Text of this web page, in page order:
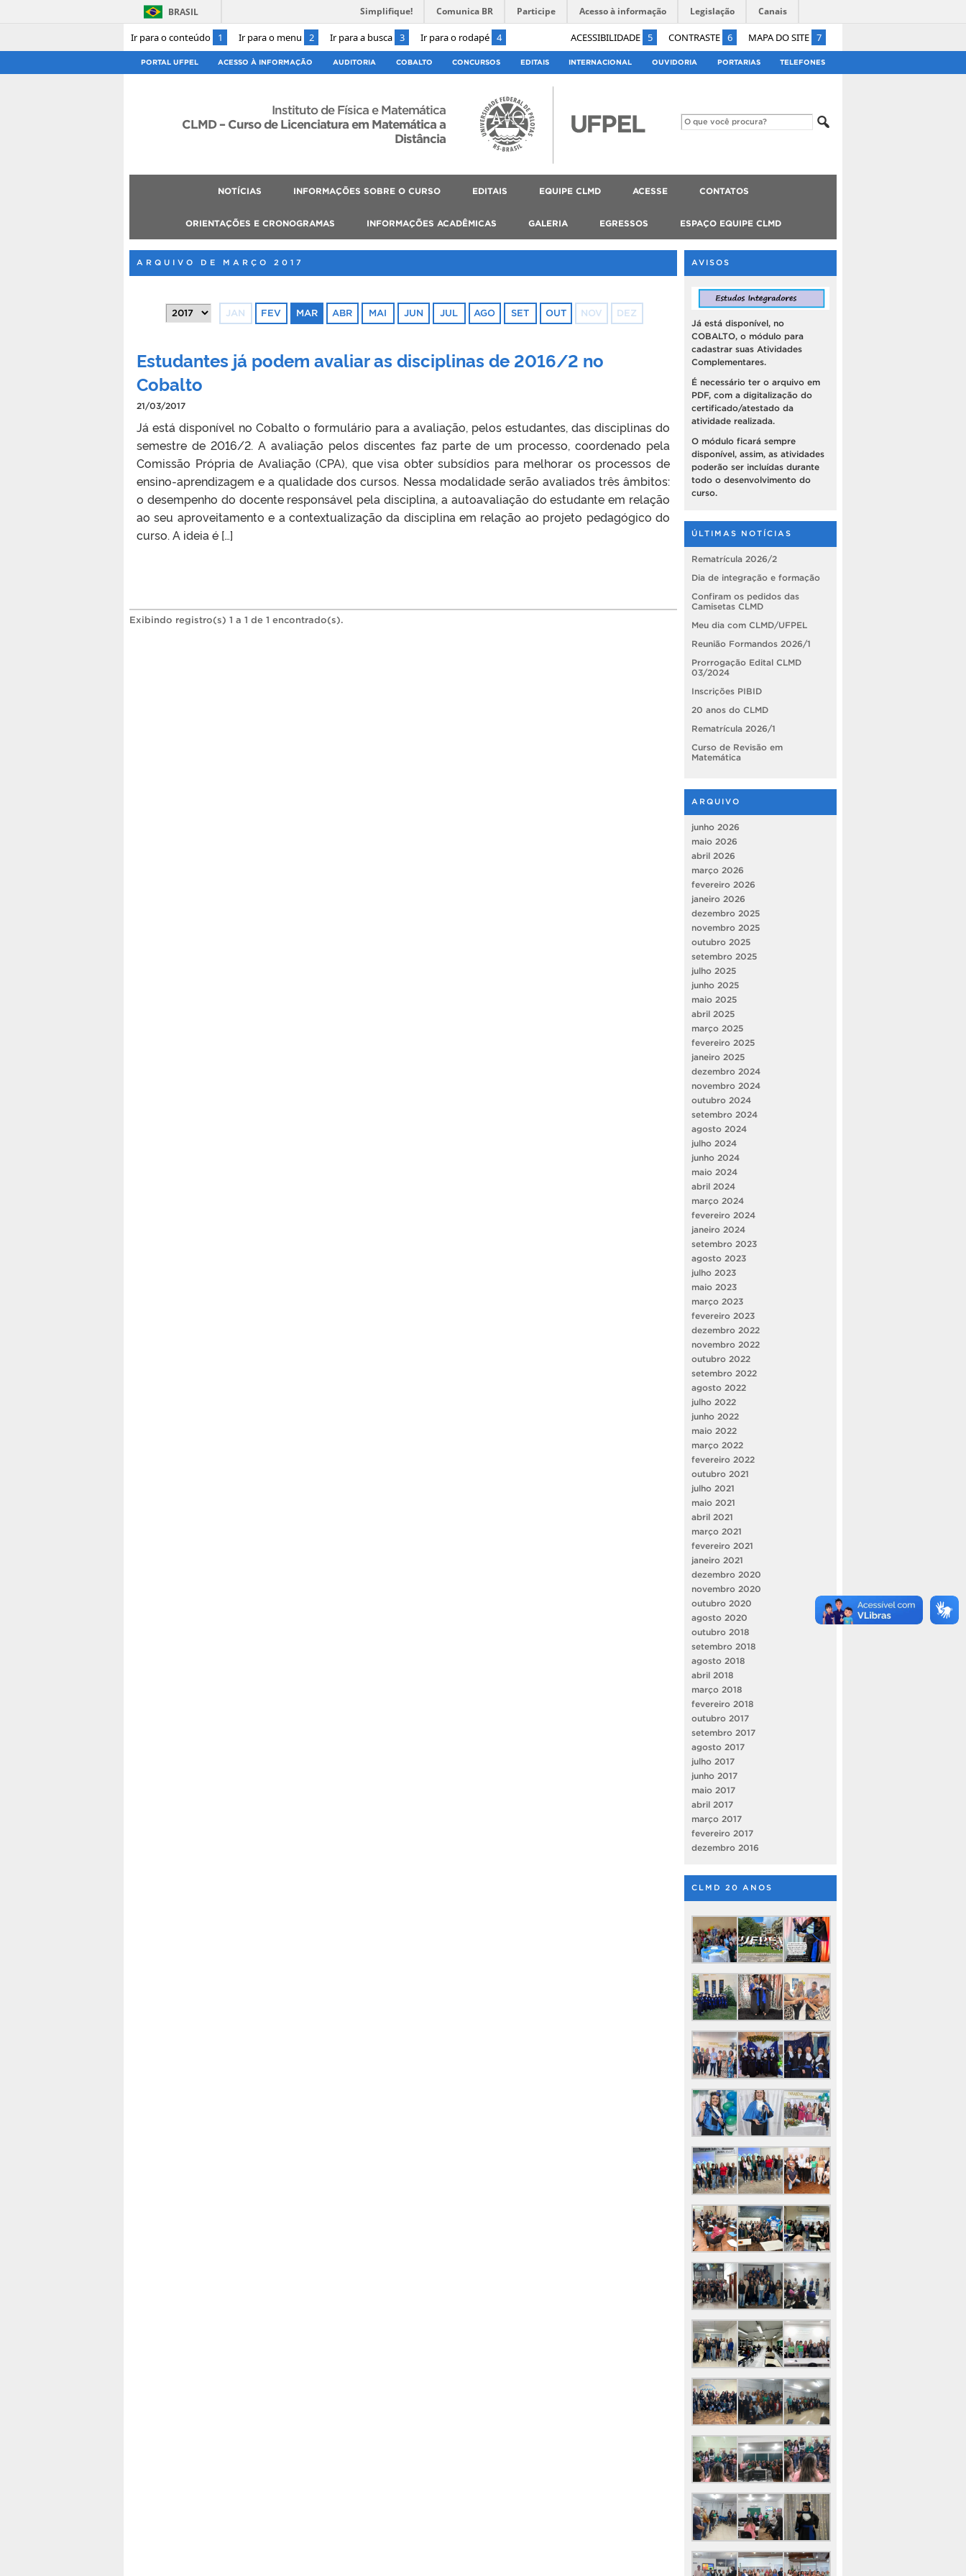
Ir para o conteúdo 1 Ir para o menu 2 Ir para a busca 3 Ir para o rodapé 4 ACESSIBILIDADE 5 CONTRASTE 6 MAPA DO SITE 7
BRASIL Simplifique! Comunica BR Participe Acesso à informação Legislação Canais
PORTAL UFPEL ACESSO À INFORMAÇÃO AUDITORIA COBALTO CONCURSOS EDITAIS INTERNACIONAL OUVIDORIA PORTARIAS TELEFONES
Instituto de Física e Matemática
CLMD – Curso de Licenciatura em Matemática a
Distância
NOTÍCIAS INFORMAÇÕES SOBRE O CURSO EDITAIS EQUIPE CLMD ACESSE CONTATOS
ORIENTAÇÕES E CRONOGRAMAS INFORMAÇÕES ACADÊMICAS GALERIA EGRESSOS ESPAÇO EQUIPE CLMD
ARQUIVO DE MARÇO 2017
JAN FEV MAR ABR MAI JUN JUL AGO SET OUT NOV DEZ
Estudantes já podem avaliar as disciplinas de 2016/2 no
Cobalto
21/03/2017
Já está disponível no Cobalto o formulário para a avaliação, pelos estudantes, das disciplinas do
semestre de 2016/2. A avaliação pelos discentes faz parte de um processo, coordenado pela
Comissão Própria de Avaliação (CPA), que visa obter subsídios para melhorar os processos de
ensino-aprendizagem e a qualidade dos cursos. Nessa modalidade serão avaliados três âmbitos:
o desempenho do docente responsável pela disciplina, a autoavaliação do estudante em relação
ao seu aproveitamento e a contextualização da disciplina em relação ao projeto pedagógico do
curso. A ideia é […]
Exibindo registro(s) 1 a 1 de 1 encontrado(s).
AVISOS
Já está disponível, no
COBALTO, o módulo para
cadastrar suas Atividades
Complementares.
É necessário ter o arquivo em
PDF, com a digitalização do
certificado/atestado da
atividade realizada.
O módulo ficará sempre
disponível, assim, as atividades
poderão ser incluídas durante
todo o desenvolvimento do
curso.
ÚLTIMAS NOTÍCIAS
Rematrícula 2026/2
Dia de integração e formação
Confiram os pedidos das
Camisetas CLMD
Meu dia com CLMD/UFPEL
Reunião Formandos 2026/1
Prorrogação Edital CLMD
03/2024
Inscrições PIBID
20 anos do CLMD
Rematrícula 2026/1
Curso de Revisão em
Matemática
ARQUIVO
junho 2026
maio 2026
abril 2026
março 2026
fevereiro 2026
janeiro 2026
dezembro 2025
novembro 2025
outubro 2025
setembro 2025
julho 2025
junho 2025
maio 2025
abril 2025
março 2025
fevereiro 2025
janeiro 2025
dezembro 2024
novembro 2024
outubro 2024
setembro 2024
agosto 2024
julho 2024
junho 2024
maio 2024
abril 2024
março 2024
fevereiro 2024
janeiro 2024
setembro 2023
agosto 2023
julho 2023
maio 2023
março 2023
fevereiro 2023
dezembro 2022
novembro 2022
outubro 2022
setembro 2022
agosto 2022
julho 2022
junho 2022
maio 2022
março 2022
fevereiro 2022
outubro 2021
julho 2021
maio 2021
abril 2021
março 2021
fevereiro 2021
janeiro 2021
dezembro 2020
novembro 2020
outubro 2020
agosto 2020
outubro 2018
setembro 2018
agosto 2018
abril 2018
março 2018
fevereiro 2018
outubro 2017
setembro 2017
agosto 2017
julho 2017
junho 2017
maio 2017
abril 2017
março 2017
fevereiro 2017
dezembro 2016
CLMD 20 ANOS